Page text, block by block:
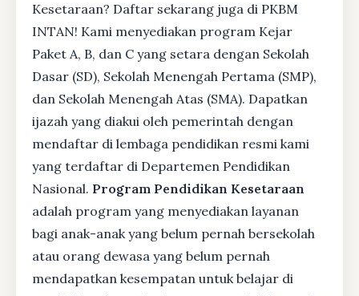
Kesetaraan? Daftar sekarang juga di PKBM
INTAN! Kami menyediakan program Kejar
Paket A, B, dan C yang setara dengan Sekolah
Dasar (SD), Sekolah Menengah Pertama (SMP),
dan Sekolah Menengah Atas (SMA). Dapatkan
ijazah yang diakui oleh pemerintah dengan
mendaftar di lembaga pendidikan resmi kami
yang terdaftar di Departemen Pendidikan
Nasional. Program Pendidikan Kesetaraan
adalah program yang menyediakan layanan
bagi anak-anak yang belum pernah bersekolah
atau orang dewasa yang belum pernah
mendapatkan kesempatan untuk belajar di